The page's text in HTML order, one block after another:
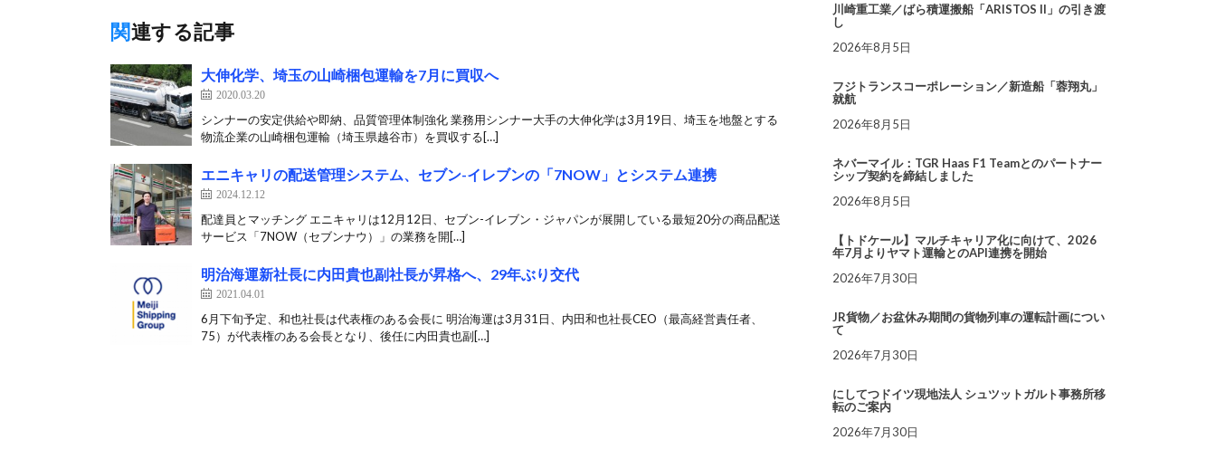
関連する記事
大伸化学、埼玉の山崎梱包運輸を7月に買収へ
2020.03.20
シンナーの安定供給や即納、品質管理体制強化 業務用シンナー大手の大伸化学は3月19日、埼玉を地盤とする
物流企業の山崎梱包運輸（埼玉県越谷市）を買収する[…]
エニキャリの配送管理システム、セブン-イレブンの「7NOW」とシステム連携
2024.12.12
配達員とマッチング エニキャリは12月12日、セブン-イレブン・ジャパンが展開している最短20分の商品配送
サービス「7NOW（セブンナウ）」の業務を開[…]
明治海運新社長に内田貴也副社長が昇格へ、29年ぶり交代
2021.04.01
6月下旬予定、和也社長は代表権のある会長に 明治海運は3月31日、内田和也社長CEO（最高経営責任者、
75）が代表権のある会長となり、後任に内田貴也副[…]
川崎重工業／ばら積運搬船「ARISTOS II」の引き渡
し
2026年8月5日
フジトランスコーポレーション／新造船「蓉翔丸」
就航
2026年8月5日
ネバーマイル：TGR Haas F1 Teamとのパートナー
シップ契約を締結しました
2026年8月5日
【トドケール】マルチキャリア化に向けて、2026
年7月よりヤマト運輸とのAPI連携を開始
2026年7月30日
JR貨物／お盆休み期間の貨物列車の運転計画につい
て
2026年7月30日
にしてつドイツ現地法人 シュツットガルト事務所移
転のご案内
2026年7月30日